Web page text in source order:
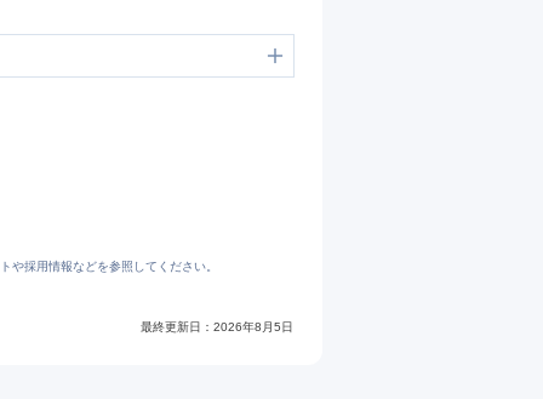
や採用情報などを参照してください。
最終更新日： 2026年8月5日